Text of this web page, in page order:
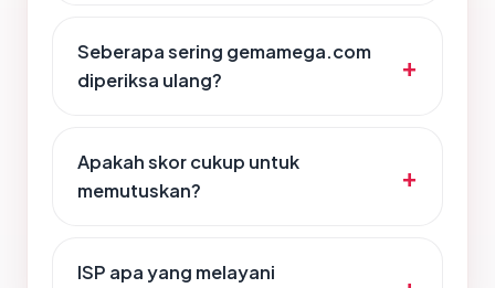
Seberapa sering gemamega.com
diperiksa ulang?
Apakah skor cukup untuk
memutuskan?
ISP apa yang melayani